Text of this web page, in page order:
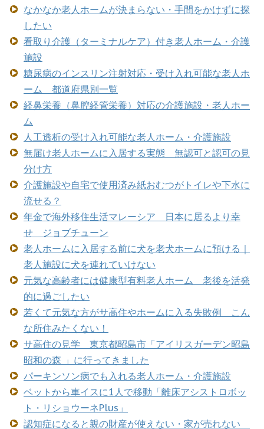
なかなか老人ホームが決まらない・手間をかけずに探
したい
看取り介護（ターミナルケア）付き老人ホーム・介護
施設
糖尿病のインスリン注射対応・受け入れ可能な老人ホ
ーム 都道府県別一覧
経鼻栄養（鼻腔経管栄養）対応の介護施設・老人ホー
ム
人工透析の受け入れ可能な老人ホーム・介護施設
無届け老人ホームに入居する実態 無認可と認可の見
分け方
介護施設や自宅で使用済み紙おむつがトイレや下水に
流せる？
年金で海外移住生活マレーシア 日本に居るより幸
せ ジョブチューン
老人ホームに入居する前に犬を老犬ホームに預ける｜
老人施設に犬を連れていけない
元気な高齢者には健康型有料老人ホーム 老後を活発
的に過ごしたい
若くて元気な方がサ高住やホームに入る失敗例 こん
な所住みたくない！
サ高住の見学 東京都昭島市「アイリスガーデン昭島
昭和の森 」に行ってきました
パーキンソン病でも入れる老人ホーム・介護施設
ベットから車イスに1人で移動「離床アシストロボッ
ト・リショウーネPlus」
認知症になると親の財産が使えない・家が売れない